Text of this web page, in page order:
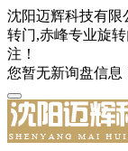
沈阳迈辉科技有限
转门,赤峰专业旋
注！
您暂无新询盘信息